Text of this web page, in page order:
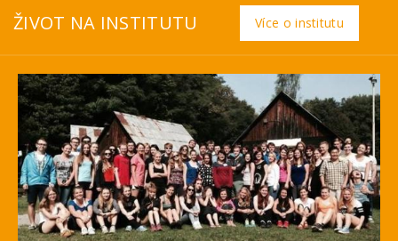
ŽIVOT NA INSTITUTU Více o institutu